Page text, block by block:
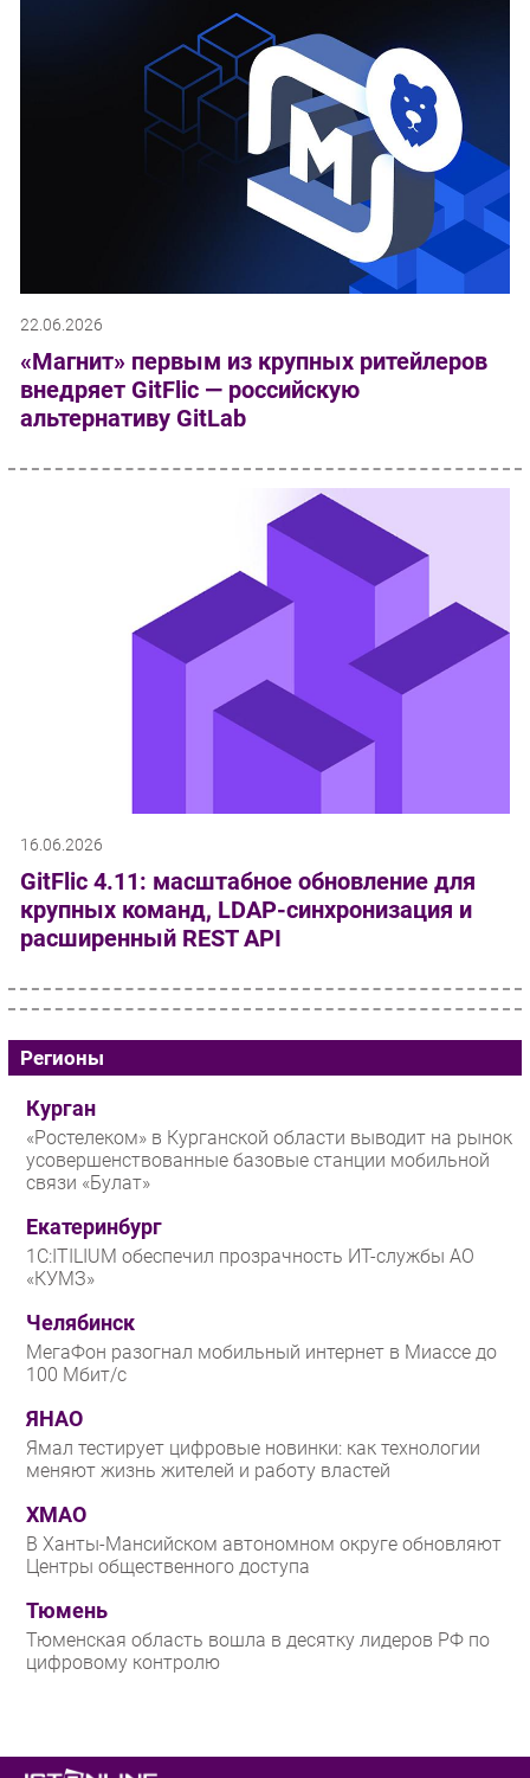
22.06.2026
«Магнит» первым из крупных ритейлеров
внедряет GitFlic — российскую
альтернативу GitLab
16.06.2026
GitFlic 4.11: масштабное обновление для
крупных команд, LDAP-синхронизация и
расширенный REST API
Регионы
Курган
«Ростелеком» в Курганской области выводит на рынок
усовершенствованные базовые станции мобильной
связи «Булат»
Екатеринбург
1С:ITILIUM обеспечил прозрачность ИТ-службы АО
«КУМЗ»
Челябинск
МегаФон разогнал мобильный интернет в Миассе до
100 Мбит/с
ЯНАО
Ямал тестирует цифровые новинки: как технологии
меняют жизнь жителей и работу властей
ХМАО
В Ханты-Мансийском автономном округе обновляют
Центры общественного доступа
Тюмень
Тюменская область вошла в десятку лидеров РФ по
цифровому контролю